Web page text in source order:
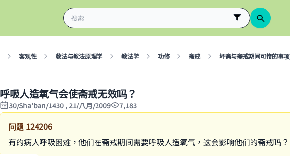
客观性 教法与教法原理学 教法学 功修 斋戒 坏斋与斋戒期间可憎的事项
呼吸人造氧气会使斋戒无效吗？
30/Sha'ban/1430 , 21/八月/2009 7,183
问题 124206
有的病人呼吸困难，他们在斋戒期间需要呼吸人造氧气，这会影响他们的斋戒吗？